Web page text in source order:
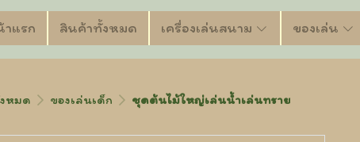
แรก สินค้าทั้งหมด เครื่องเล่นสนาม ของเล่น
หมด ของเล่นเด็ก ชุดต้นไม้ใหญ่เล่นน้ำเล่นทราย